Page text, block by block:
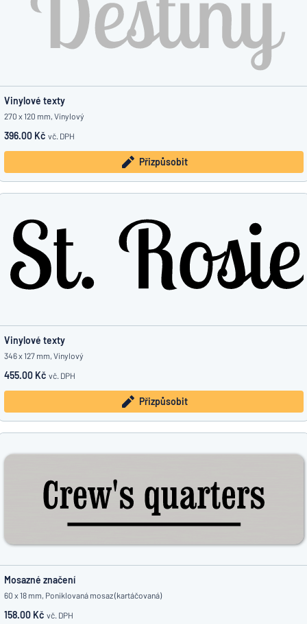
Vinylové texty
270 x 120 mm, Vinylový
396.00 Kč vč. DPH
Přizpůsobit
Vinylové texty
346 x 127 mm, Vinylový
455.00 Kč vč. DPH
Přizpůsobit
Mosazné značení
60 x 18 mm, Poniklovaná mosaz (kartáčovaná)
158.00 Kč vč. DPH